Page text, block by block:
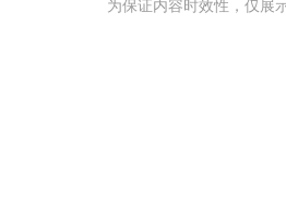
为保证内容时效性，仅展